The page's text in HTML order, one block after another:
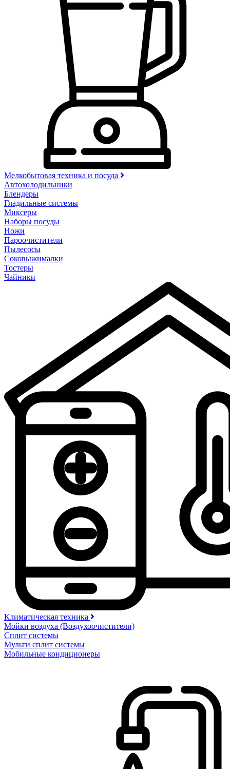
Мелкобытовая техника и посуда
Автохолодильники
Блендеры
Гладильные системы
Миксеры
Наборы посуды
Ножи
Пароочистители
Пылесосы
Соковыжималки
Тостеры
Чайники
Климатическая техника
Мойки воздуха (Воздухоочистители)
Сплит системы
Мульти сплит системы
Мобильные кондиционеры